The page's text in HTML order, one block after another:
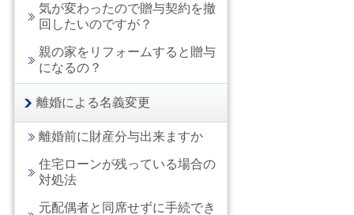
気が変わったので贈与契約を撤
回したいのですが？
親の家をリフォームすると贈与
になるの？
離婚による名義変更
離婚前に財産分与出来ますか
住宅ローンが残っている場合の
対処法
元配偶者と同席せずに手続でき